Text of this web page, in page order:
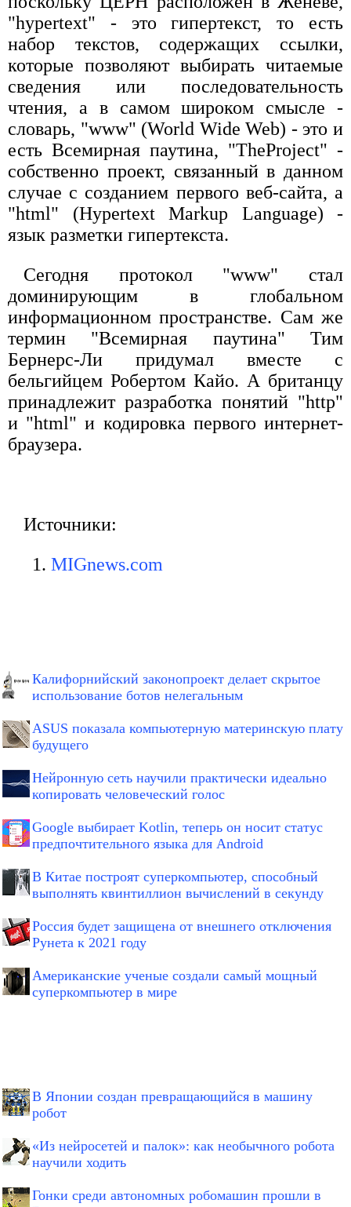
"hypertext" - это гипертекст, то есть
набор текстов, содержащих ссылки,
которые позволяют выбирать читаемые
сведения или последовательность
чтения, а в самом широком смысле -
словарь, "www" (World Wide Web) - это и
есть Всемирная паутина, "TheProject" -
собственно проект, связанный в данном
случае с созданием первого веб-сайта, а
"html" (Hypertext Markup Language) -
язык разметки гипертекста.
Сегодня протокол "www" стал
доминирующим в глобальном
информационном пространстве. Сам же
термин "Всемирная паутина" Тим
Бернерс-Ли придумал вместе с
бельгийцем Робертом Кайо. А британцу
принадлежит разработка понятий "http"
и "html" и кодировка первого интернет-
браузера.
Источники:
MIGnews.com
Калифорнийский законопроект делает скрытое
использование ботов нелегальным
ASUS показала компьютерную материнскую плату
будущего
Нейронную сеть научили практически идеально
копировать человеческий голос
Google выбирает Kotlin, теперь он носит статус
предпочтительного языка для Android
В Китае построят суперкомпьютер, способный
выполнять квинтиллион вычислений в секунду
Россия будет защищена от внешнего отключения
Рунета к 2021 году
Американские ученые создали самый мощный
суперкомпьютер в мире
В Японии создан превращающийся в машину
робот
«Из нейросетей и палок»: как необычного робота
научили ходить
Гонки среди автономных робомашин прошли в